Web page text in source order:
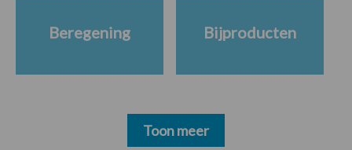
Beregening Bijproducten
Toon meer